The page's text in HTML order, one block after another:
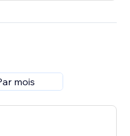
mois